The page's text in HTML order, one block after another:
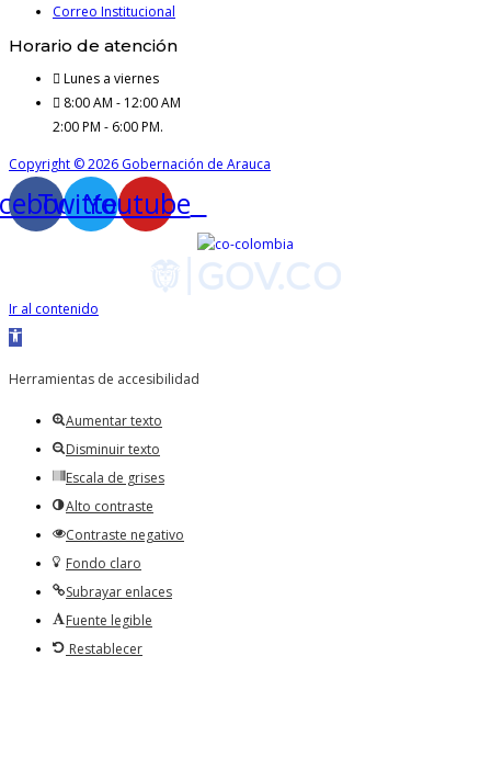
Correo Institucional
Horario de atención
Lunes a viernes
8:00 AM - 12:00 AM
2:00 PM - 6:00 PM.
Copyright © 2026 Gobernación de Arauca
TwitterYoutube
Ir al contenido
Abrir
herramientas
Herramientas de accesibilidad
Aumentar texto
Disminuir texto
Escala de grises
Alto contraste
Contraste negativo
Fondo claro
Subrayar enlaces
Fuente legible
Restablecer